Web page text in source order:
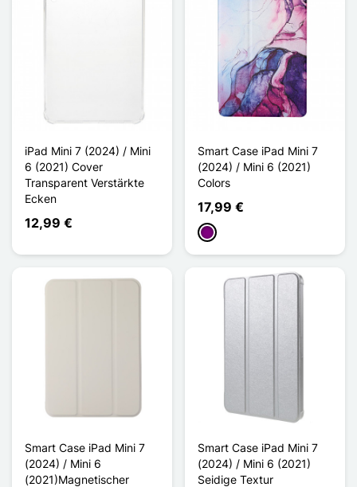
iPad Mini 7 (2024) / Mini
6 (2021) Cover
Transparent Verstärkte
Ecken
12,99 €
Smart Case iPad Mini 7
(2024) / Mini 6 (2021)
Colors
17,99 €
Violett
Smart Case iPad Mini 7
(2024) / Mini 6
(2021)Magnetischer
Smart Case iPad Mini 7
(2024) / Mini 6 (2021)
Seidige Textur